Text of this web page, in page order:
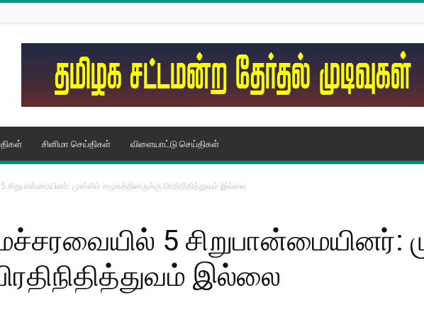
சினிமா செய்திகள் விளையாட்டு செய்திகள்
முஸ்லிம் சமூகத்தினருக்கு பிரதிநிதித்துவம் இல்லை
5 சிறுபான்மையினர்:
இல்லை